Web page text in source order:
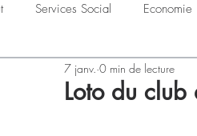
Services Social Economie
Santé - Covid-19 Culture
Loto du
7 janv. 0 min de lecture